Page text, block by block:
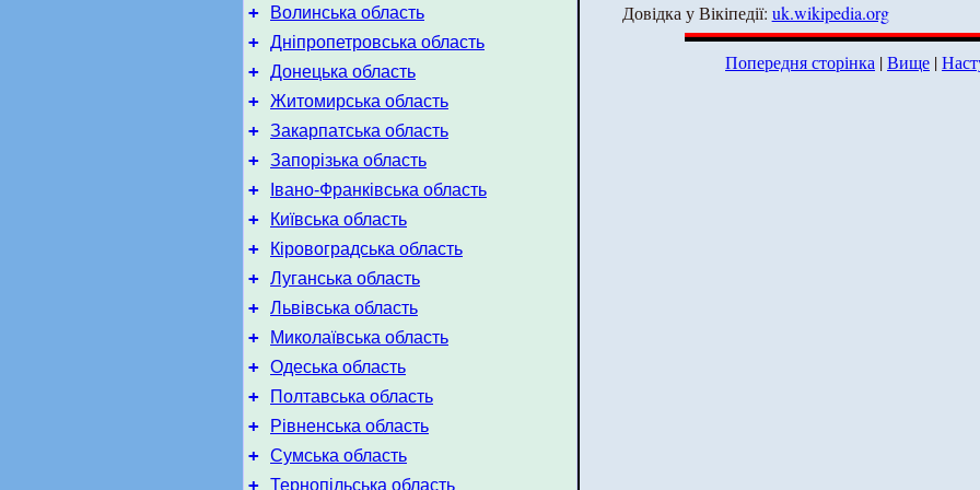
+ Волинська область
+ Дніпропетровська область
+ Донецька область
+ Житомирська область
+ Закарпатська область
+ Запорізька область
+ Івано-Франківська область
+ Київська область
+ Кіровоградська область
+ Луганська область
+ Львівська область
+ Миколаївська область
+ Одеська область
+ Полтавська область
+ Рівненська область
+ Сумська область
+ Тернопільська область
Довідка у Вікіпедії: uk.wikipedia.org
Попередня сторінка |Вище |